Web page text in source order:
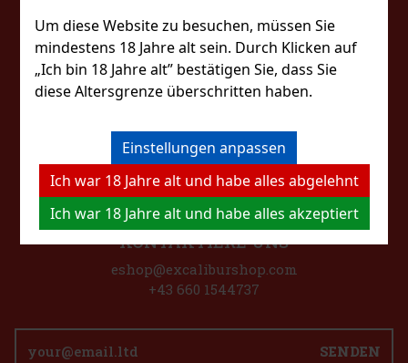
Um diese Website zu besuchen, müssen Sie
mindestens 18 Jahre alt sein. Durch Klicken auf
„Ich bin 18 Jahre alt” bestätigen Sie, dass Sie
diese Altersgrenze überschritten haben.
Einstellungen anpassen
Ich war 18 Jahre alt und habe alles abgelehnt
Ich war 18 Jahre alt und habe alles akzeptiert
Neu
die für einen lang
und frischen Atem sorgen. Die
und eignet sich dank ihrer
2.29 €
Bestellen
Rabatt: 43%
Aktion
BLEIBEN SIE MIT
UNS IN KONTAKT
FOLGEN SIE UNS
SENDEN
KONTAKTIERE UNS
eshop@excaliburshop.com
+43 660 1544737